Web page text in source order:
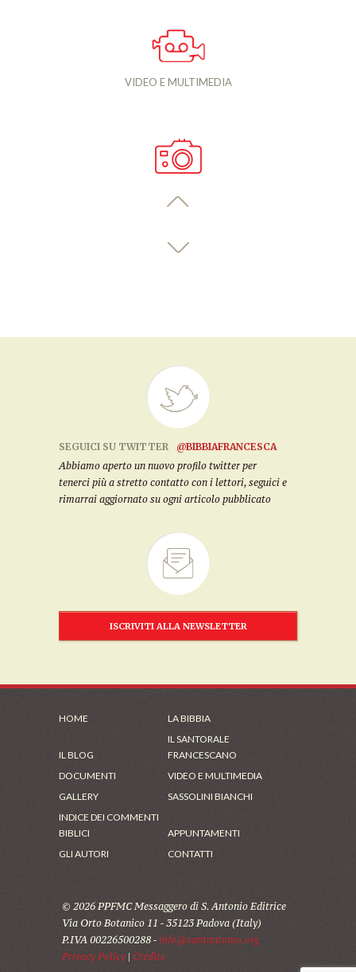
VIDEO E MULTIMEDIA
SEGUICI SU TWITTER
@BIBBIAFRANCESCA
Abbiamo aperto un nuovo profilo twitter per
tenerci più a stretto contatto con i lettori, seguici e
rimarrai aggiornato su ogni articolo pubblicato
ISCRIVITI ALLA NEWSLETTER
HOME LA BIBBIA
IL BLOG
IL SANTORALE
FRANCESCANO
DOCUMENTI
VIDEO E MULTIMEDIA
GALLERY
SASSOLINI BIANCHI
INDICE DEI COMMENTI
BIBLICI
APPUNTAMENTI
GLI AUTORI
CONTATTI
© 2026 PPFMC Messaggero di S. Antonio Editrice
Via Orto Botanico 11 - 35123 Padova (Italy)
P.IVA 00226500288 - info@santantonio.org
Privacy Policy| Credits